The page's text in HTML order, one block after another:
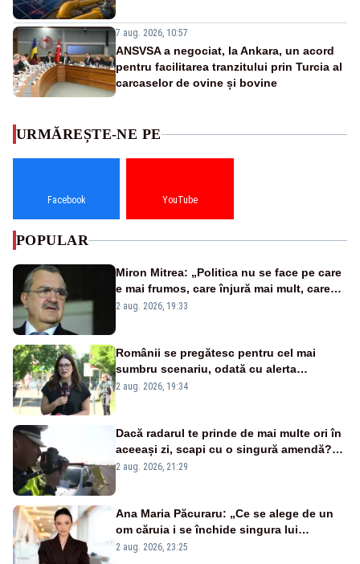
7 aug. 2026, 10:57
ANSVSA a negociat, la Ankara, un acord
pentru facilitarea tranzitului prin Turcia al
carcaselor de ovine și bovine
URMĂREȘTE-NE PE
Facebook YouTube
POPULAR
Miron Mitrea: „Politica nu se face pe care
e mai frumos, care înjură mai mult, care
țipă mai tare, ci pe proiecte”
2 aug. 2026, 19:33
Românii se pregătesc pentru cel mai
sumbru scenariu, odată cu alerta
energetică
2 aug. 2026, 19:34
Dacă radarul te prinde de mai multe ori în
aceeași zi, scapi cu o singură amendă?
Ce spune legea
2 aug. 2026, 21:29
Ana Maria Păcuraru: „Ce se alege de un
om căruia i se închide singura lui
portiță?”
2 aug. 2026, 23:25